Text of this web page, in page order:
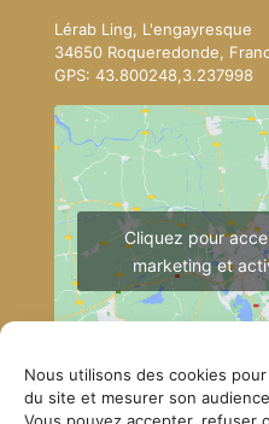
Nous utilisons des cookies
du site et mesurer son
Lérab Ling, L'engayresque
34650 Roqueredonde,
GPS: 43.800248,3.237998
Cliquez pour
marketing et